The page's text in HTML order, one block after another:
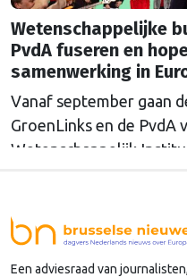
Wetenschappelijke
PvdA fuseren en
samenwerking in
Vanaf september gaan
GroenLinks en de PvdA
Wetenschappelijk
ineenslaan. "Er zullen
hun schaduw heen
Een adviesraad van